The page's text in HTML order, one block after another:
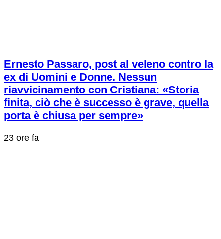
Ernesto Passaro, post al veleno contro la
ex di Uomini e Donne. Nessun
riavvicinamento con Cristiana: «Storia
finita, ciò che è successo è grave, quella
porta è chiusa per sempre»
23 ore fa